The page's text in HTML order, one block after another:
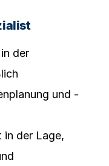
der
und -
in der Lage,